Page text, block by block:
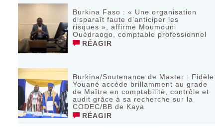
Burkina Faso : « Une organisation
disparaît faute d’anticiper les
risques », affirme Moumouni
Ouédraogo, comptable professionnel
RÉAGIR
Burkina/Soutenance de Master : Fidèle
Youané accède brillamment au grade
de Maître en comptabilité, contrôle et
audit grâce à sa recherche sur la
CODEC/BB de Kaya
RÉAGIR